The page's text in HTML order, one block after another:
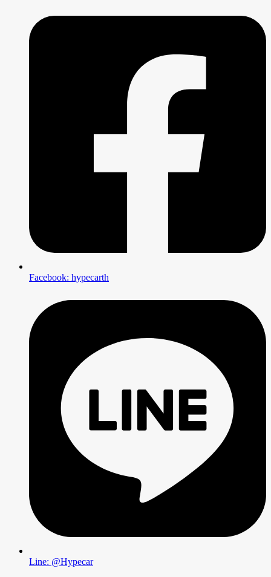
Facebook: hypecarth
Line: @Hypecar